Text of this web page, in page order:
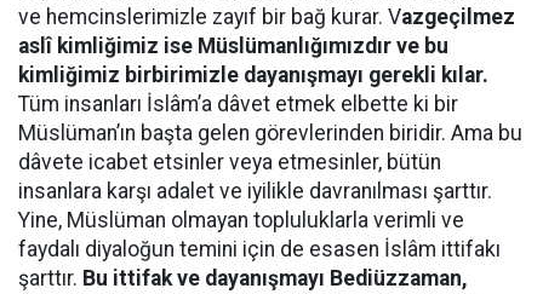
ve hemcinslerimizle zayıf bir bağ kurar. Vazgeçilmez
aslî kimliğimiz ise Müslümanlığımızdır ve bu
kimliğimiz birbirimizle dayanışmayı gerekli kılar.
Tüm insanları İslâm’a dâvet etmek elbette ki bir
Müslüman’ın başta gelen görevlerinden biridir. Ama bu
dâvete icabet etsinler veya etmesinler, bütün
insanlara karşı adalet ve iyilikle davranılması şarttır.
Yine, Müslüman olmayan topluluklarla verimli ve
faydalı diyaloğun temini için de esasen İslâm ittifakı
şarttır. Bu ittifak ve dayanışmayı Bediüzzaman,